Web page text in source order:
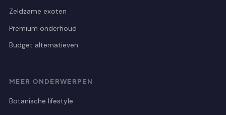
Zeldzame exoten
Premium onderhoud
Budget alternatieven
MEER ONDERWERPEN
Botanische lifestyle